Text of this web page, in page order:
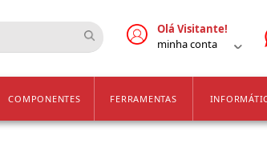
Olá Visitante!
minha conta
COMPONENTES FERRAMENTAS